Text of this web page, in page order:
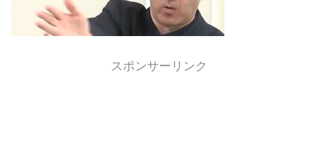
スポンサーリンク